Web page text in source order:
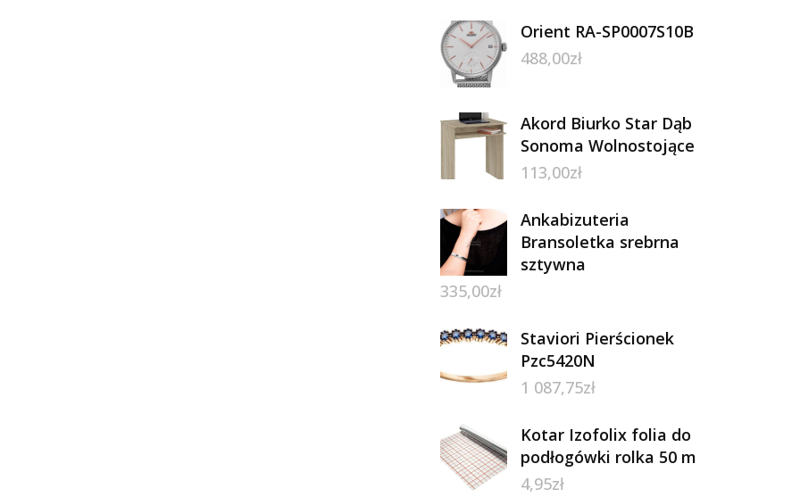
Orient RA-SP0007S10B
488,00zł
Akord Biurko Star Dąb
Sonoma Wolnostojące
113,00zł
Ankabizuteria
Bransoletka srebrna
sztywna
335,00zł
Staviori Pierścionek
Pzc5420N
1 087,75zł
Kotar Izofolix folia do
podłogówki rolka 50 m
4,95zł